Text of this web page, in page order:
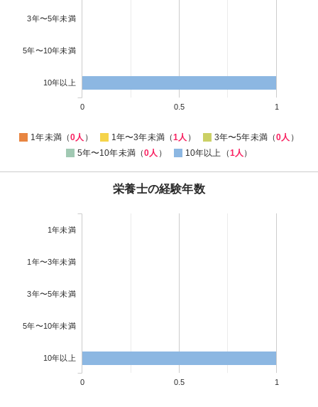
3年〜5年未満
5年〜10年未満
10年以上
0 0.5 1
1年未満（0人 ） 1年〜3年未満（1人 ） 3年〜5年未満（0人 ）
5年〜10年未満（0人 ） 10年以上（1人 ）
栄養士の経験年数
1年未満
1年〜3年未満
3年〜5年未満
5年〜10年未満
10年以上
0 0.5 1